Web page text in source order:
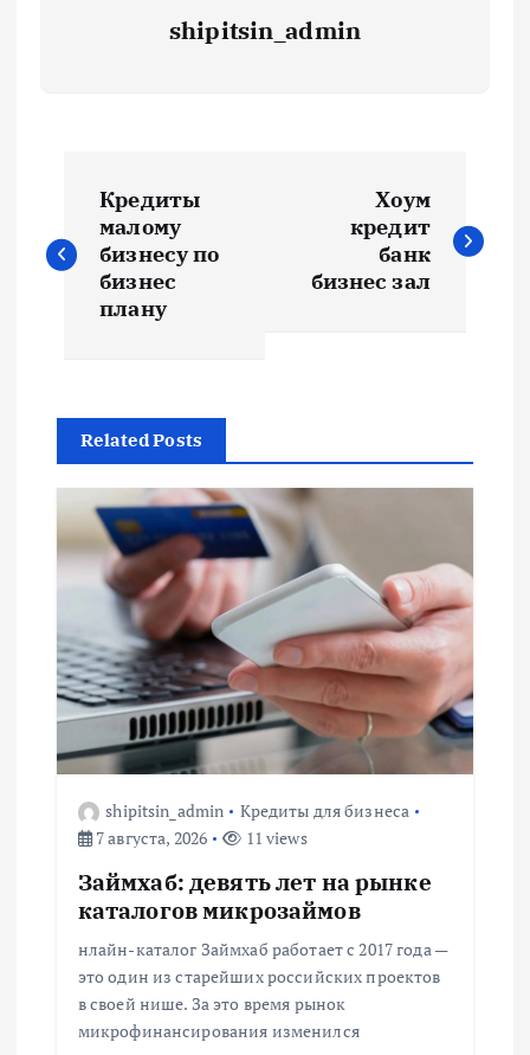
shipitsin_admin
а
г
а
ц
и
я
п
о
Кредиты
малому
бизнесу по
бизнес
плану
Хоум
кредит
банк
бизнес зал
Related Posts
shipitsin_admin
Кредиты для бизнеса
7 августа, 2026
11 views
Займхаб: девять лет на рынке
каталогов микрозаймов
нлайн-каталог Займхаб работает с 2017 года —
это один из старейших российских проектов
в своей нише. За это время рынок
микрофинансирования изменился